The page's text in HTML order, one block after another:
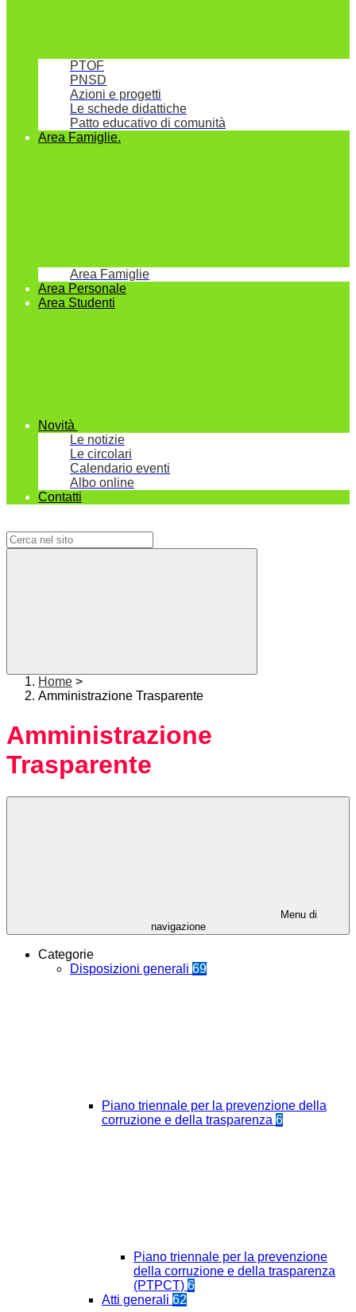
PTOF
PNSD
Azioni e progetti
Le schede didattiche
Patto educativo di comunità
Area Famiglie.
Area Famiglie
Area Personale
Area Studenti
Novità
Le notizie
Le circolari
Calendario eventi
Albo online
Contatti
Home >
Amministrazione Trasparente
Amministrazione
Trasparente
Menu di
navigazione
Categorie
Disposizioni generali 69
Piano triennale per la prevenzione della
corruzione e della trasparenza 6
Piano triennale per la prevenzione
della corruzione e della trasparenza
(PTPCT) 6
Atti generali 62